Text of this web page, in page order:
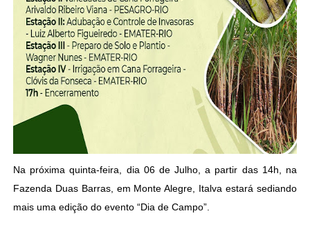
Na próxima quinta-feira, dia 06 de Julho, a partir das 14h, na
Fazenda Duas Barras, em Monte Alegre, Italva estará sediando
mais uma edição do evento “Dia de Campo”.